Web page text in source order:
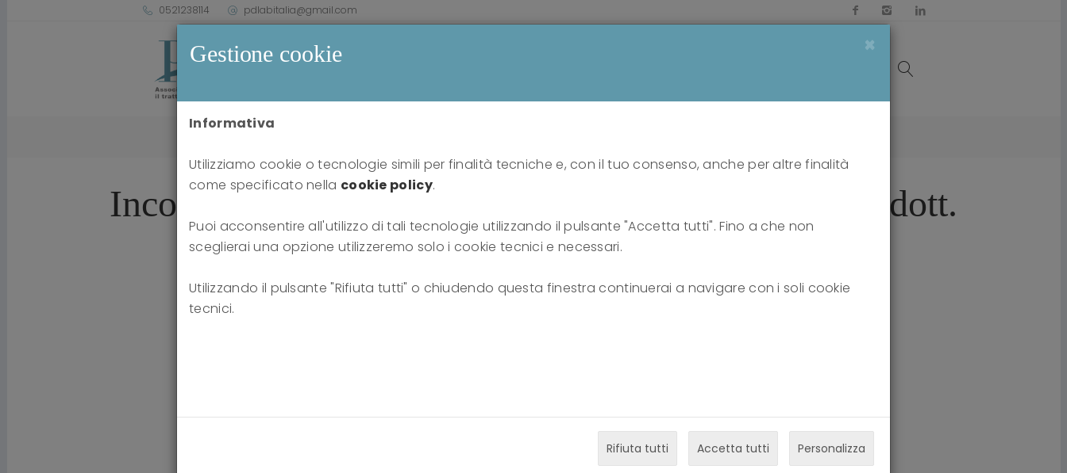
0521238114 pdlabitalia@gmail.com
Incontri formativi presso "Il porto" onlus tenuti dal dott.
Sergio Dazzi - PDlab
28-05-2020
Gestione cookie ×
Informativa
Utilizziamo cookie o tecnologie simili per finalità tecniche e, con il tuo consenso, anche per altre finalità
come specificato nella cookie policy.
Puoi acconsentire all'utilizzo di tali tecnologie utilizzando il pulsante "Accetta tutti". Fino a che non
sceglierai una opzione utilizzeremo solo i cookie tecnici e necessari.
Utilizzando il pulsante "Rifiuta tutti" o chiudendo questa finestra continuerai a navigare con i soli cookie
tecnici.
Rifiuta tutti Accetta tutti Personalizza